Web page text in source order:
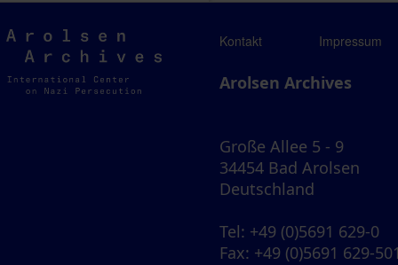
Arolsen
Archives
Kontakt Impressum
Arolsen Archives
Große Allee 5 - 9
34454 Bad Arolsen
Deutschland
Tel: +49 (0)5691 629-0
Fax: +49 (0)5691 629-